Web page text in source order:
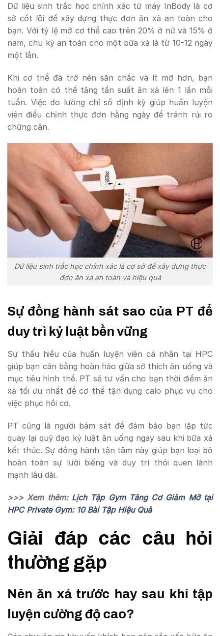
Dữ liệu sinh trắc học chính xác từ máy InBody là cơ
sở cốt lõi để xây dựng thực đơn ăn xả an toàn cho
bạn. Với tỷ lệ mỡ cơ thể cao trên 20% ở nữ và 15% ở
nam, chu kỳ an toàn cho một bữa xả là từ 10-12 ngày
một lần.
Khi cơ thể đã trở nên săn chắc và ít mỡ hơn, bạn
hoàn toàn có thể tăng tần suất ăn xả lên 1 lần mỗi
tuần. Việc đo lường chỉ số định kỳ giúp huấn luyện
viên điều chỉnh thực đơn hằng ngày để tránh rủi ro
chững cân.
Dữ liệu sinh trắc học chính xác là cơ sở để xây dựng thực
đơn ăn xả an toàn và hiệu quả
Sự đồng hành sát sao của PT để
duy trì kỷ luật bền vững
Sự thấu hiểu của huấn luyện viên cá nhân tại HPC
giúp bạn cân bằng hoàn hảo giữa sở thích ăn uống và
mục tiêu hình thể. PT sẽ tư vấn cho bạn thời điểm ăn
xả tối ưu nhất để cơ thể tận dụng calo phục vụ cho
việc phục hồi cơ.
PT cũng là người bám sát để đảm bảo bạn lập tức
quay lại quỹ đạo kỷ luật ăn uống ngay sau khi bữa xả
kết thúc. Sự đồng hành tận tâm này giúp bạn loại bỏ
hoàn toàn sự lười biếng và duy trì thói quen lành
mạnh lâu dài.
>>> Xem thêm: Lịch Tập Gym Tăng Cơ Giảm Mỡ tại
HPC Private Gym: 10 Bài Tập Hiệu Quả
Giải đáp các câu hỏi
thường gặp
Nên ăn xả trước hay sau khi tập
luyện cường độ cao?